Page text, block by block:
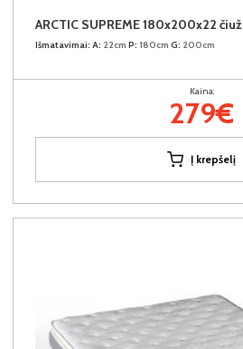
ARCTIC SUPREME 180x200x22
Išmatavimai: A: 22cm P: 180cm G: 200cm
Kaina:
279€
Į krepšelį